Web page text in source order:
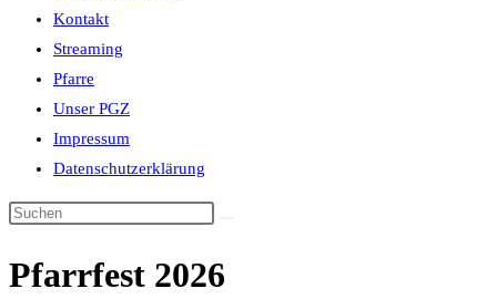
Kontakt
Streaming
Pfarre
Unser PGZ
Impressum
Datenschutzerklärung
Pfarrfest 2026